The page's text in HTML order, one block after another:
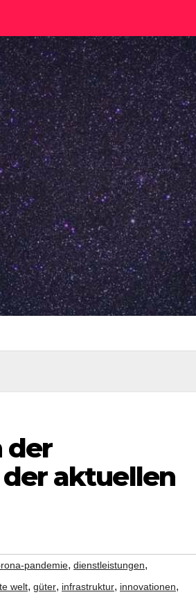
der
der aktuellen
pandemie, dienstleistungen,
welt, güter, infrastruktur, innovationen,